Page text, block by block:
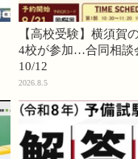
【高校受験】横須賀
4校が参加…合同相談
10/12
2026.8.5